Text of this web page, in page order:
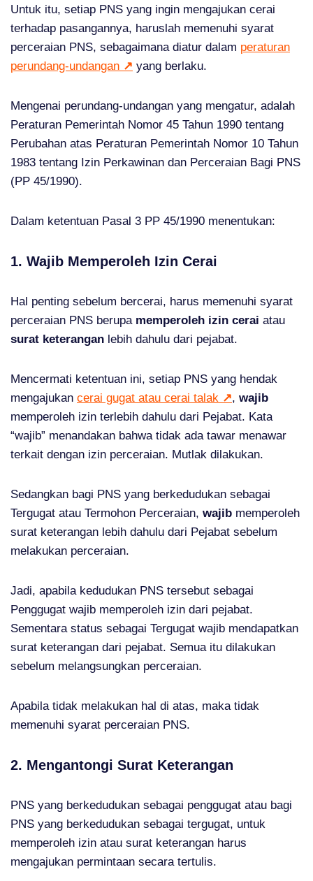
Untuk itu, setiap PNS yang ingin mengajukan cerai
terhadap pasangannya, haruslah memenuhi syarat
perceraian PNS, sebagaimana diatur dalam peraturan
perundang-undangan ↗ yang berlaku.
Mengenai perundang-undangan yang mengatur, adalah
Peraturan Pemerintah Nomor 45 Tahun 1990 tentang
Perubahan atas Peraturan Pemerintah Nomor 10 Tahun
1983 tentang Izin Perkawinan dan Perceraian Bagi PNS
(PP 45/1990).
Dalam ketentuan Pasal 3 PP 45/1990 menentukan:
1. Wajib Memperoleh Izin Cerai
Hal penting sebelum bercerai, harus memenuhi syarat
perceraian PNS berupamemperoleh izin cerai atau
surat keterangan lebih dahulu dari pejabat.
Mencermati ketentuan ini, setiap PNS yang hendak
mengajukan cerai gugat atau cerai talak ↗, wajib
memperoleh izin terlebih dahulu dari Pejabat. Kata
“wajib” menandakan bahwa tidak ada tawar menawar
terkait dengan izin perceraian. Mutlak dilakukan.
Sedangkan bagi PNS yang berkedudukan sebagai
Tergugat atau Termohon Perceraian, wajib memperoleh
surat keterangan lebih dahulu dari Pejabat sebelum
melakukan perceraian.
Jadi, apabila kedudukan PNS tersebut sebagai
Penggugat wajib memperoleh izin dari pejabat.
Sementara status sebagai Tergugat wajib mendapatkan
surat keterangan dari pejabat. Semua itu dilakukan
sebelum melangsungkan perceraian.
Apabila tidak melakukan hal di atas, maka tidak
memenuhi syarat perceraian PNS.
2. Mengantongi Surat Keterangan
PNS yang berkedudukan sebagai penggugat atau bagi
PNS yang berkedudukan sebagai tergugat, untuk
memperoleh izin atau surat keterangan harus
mengajukan permintaan secara tertulis.